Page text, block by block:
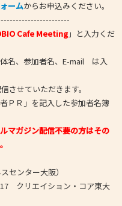
ームからお申込みください。
Cafe Meeting 」と入力くだ
名、参加者名、E-mail は入
させていただきます。
ＰＲ」を記入した参加者名簿
マガジン配信不要の方はその
センター大阪）
クリエイション・コア東大